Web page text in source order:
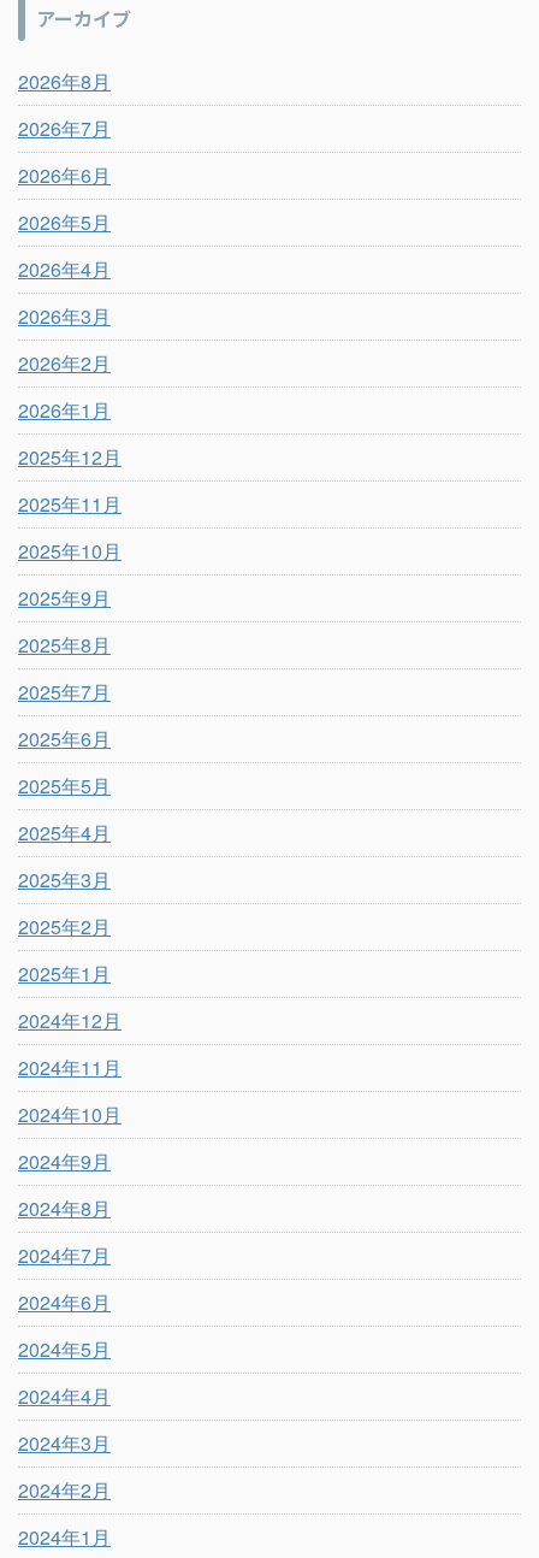
アーカイブ
2026年8月
2026年7月
2026年6月
2026年5月
2026年4月
2026年3月
2026年2月
2026年1月
2025年12月
2025年11月
2025年10月
2025年9月
2025年8月
2025年7月
2025年6月
2025年5月
2025年4月
2025年3月
2025年2月
2025年1月
2024年12月
2024年11月
2024年10月
2024年9月
2024年8月
2024年7月
2024年6月
2024年5月
2024年4月
2024年3月
2024年2月
2024年1月